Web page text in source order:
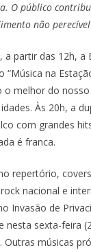
O público
não perecível
a partir das 12h, a
“Música na
o melhor do
Às 20h, a
com grandes
é franca.
repertório,
nacional e
Invasão de
nesta sexta-feira
músicas